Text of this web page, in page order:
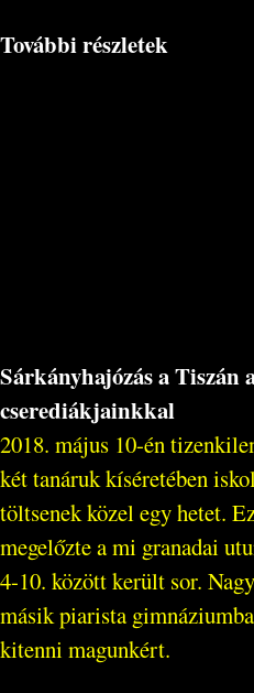
További részletek
Sárkányhajózás a Tiszán
cserediákjainkkal
2018. május 10-én
két tanáruk kíséretében
töltsenek közel egy hetet.
megelőzte a mi granadai
4-10. között került sor.
másik piarista
kitenni magunkért.